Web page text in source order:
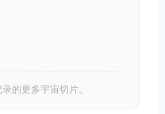
的更多宇宙切片。